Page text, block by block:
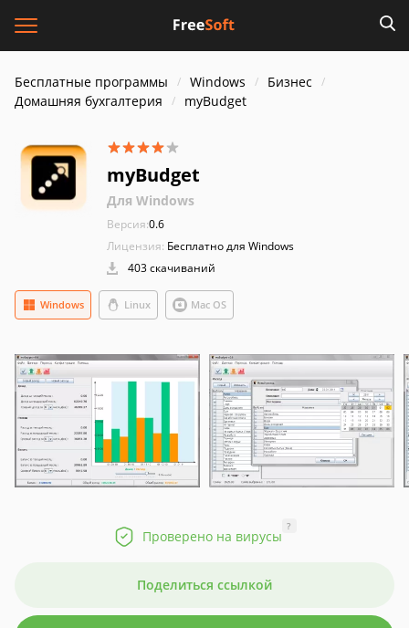
Бесплатные программы Windows
Бизнес
Домашняя бухгалтерия
myBudget
myBudget
Для Windows
Версия:0.6
Лицензия: Бесплатно для Windows
403 скачиваний
Windows Linux Mac OS
Проверено на вирусы
?
Поделиться ссылкой